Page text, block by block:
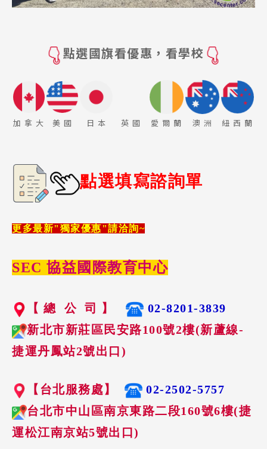
點選國旗看優惠，看學校
加 拿 大 美 國 日 本 英 國 愛 爾 蘭 澳 洲 紐 西 蘭
點選填寫諮詢單
更多最新"獨家優惠"請洽詢~
SEC 協益國際教育中心
【 總 公 司 】
02-8201-3839
新北市新莊區民安路100號2樓(新蘆線-
捷運丹鳳站2號出口)
【台北服務處】
02-2502-5757
台北市中山區南京東路二段160號6樓(捷
運松江南京站5號出口)